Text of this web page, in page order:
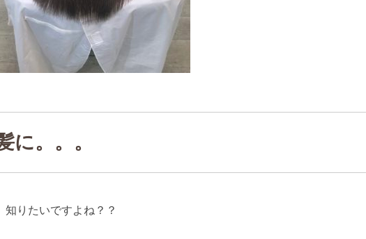
に。。。
りたいですよね？？